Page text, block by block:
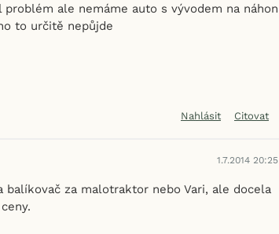
ale nemáme auto s vývodem na náhon
to určitě nepůjde
Nahlásit Citovat
1.7.2014 20:25
balíkovač za malotraktor nebo Vari, ale docela